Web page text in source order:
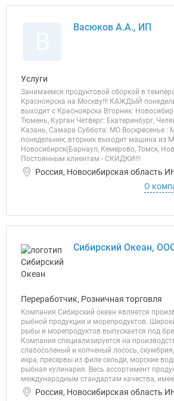
Васюков А.А., ИП
Услуги
Занимаемся продуктовой сборкой в
Красноярска на Москву!!! КАЖДЫЙ
выходит с Красноярска Вторник:
Тюмень, Курган Четверг: Екатеринбург,
Казань, Самара Суббота: МО Воскресенье
понедельник, вторник выходит машина из
Новосибирск(Барнаул, Кемерово, Томск,
Постоянным клиентам - СКИДКИ!!!
Россия, Новосибирская область
О
Сибирский Океан,
Переработчик, Розничная торговля
Компания Сибирский океан является
рыбной продукции и морепродуктов.
рыбы и морепродуктов выпускается под
Компания специализируется на
слабосоленый и копченый лосось,
икра, пресервы из филе сельди, морские
рыбная кулинария. Весь ассортимент
международным стандартам качества,
Россия, Новосибирская область